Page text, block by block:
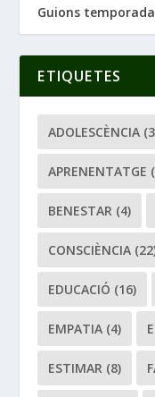
Guions
ETIQUETES
ADOLESCÈNCIA
APRENENTATGE
BENESTAR (4)
CONSCIÈNCIA
EDUCACIÓ (16)
EMPATIA (4)
ESTIMAR (8)